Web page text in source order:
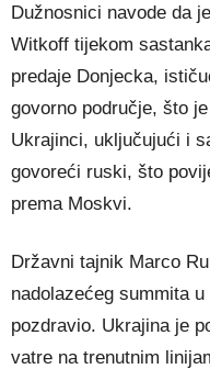
Dužnosnici navode da
Witkoff tijekom
predaje Donjecka,
govorno područje, što
Ukrajinci, uključujući i
govoreći ruski, što
prema Moskvi.
Državni tajnik Marco
nadolazećeg summita
pozdravio. Ukrajina je
vatre na trenutnim